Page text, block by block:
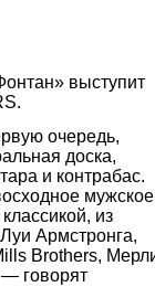
выступит
очередь,
доска,
и контрабас.
мужское
из
Армстронга,
Brothers,
— говорят